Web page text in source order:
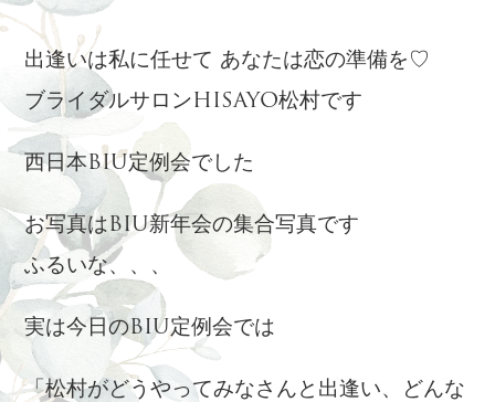
出逢いは私に任せて あなたは恋の準備を♡
ブライダルサロンHISAYO松村です
西日本BIU定例会でした
お写真はBIU新年会の集合写真です
ふるいな、、、
実は今日のBIU定例会では
「松村がどうやってみなさんと出逢い、どんな